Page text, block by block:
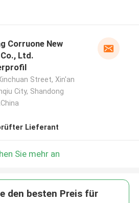
Corruone New
Ltd.
Street, Xin'an
City, Shandong
Lieferant
Sie mehr an
den besten Preis für